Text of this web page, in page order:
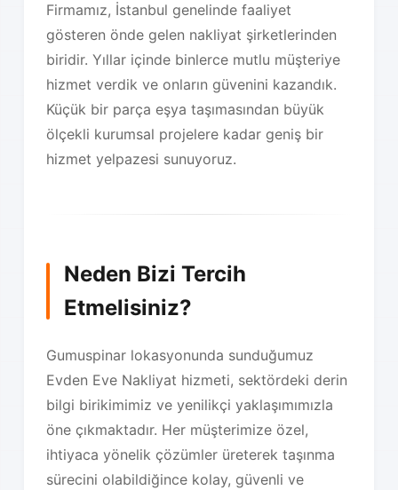
Firmamız, İstanbul genelinde faaliyet
gösteren önde gelen nakliyat şirketlerinden
biridir. Yıllar içinde binlerce mutlu müşteriye
hizmet verdik ve onların güvenini kazandık.
Küçük bir parça eşya taşımasından büyük
ölçekli kurumsal projelere kadar geniş bir
hizmet yelpazesi sunuyoruz.
Neden Bizi Tercih
Etmelisiniz?
Gumuspinar lokasyonunda sunduğumuz
Evden Eve Nakliyat hizmeti, sektördeki derin
bilgi birikimimiz ve yenilikçi yaklaşımımızla
öne çıkmaktadır. Her müşterimize özel,
ihtiyaca yönelik çözümler üreterek taşınma
sürecini olabildiğince kolay, güvenli ve